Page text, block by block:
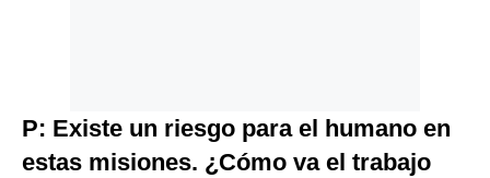
P: Existe un riesgo para el humano en
estas misiones. ¿Cómo va el trabajo